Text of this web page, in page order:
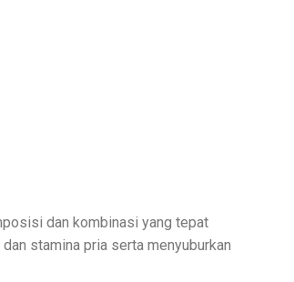
dan kombinasi yang tepat
stamina pria serta menyuburkan